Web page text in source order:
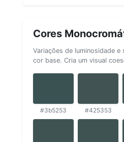
Cores
Variações de luminosidade e
cor base. Cria um visual
#3b5253 #425353